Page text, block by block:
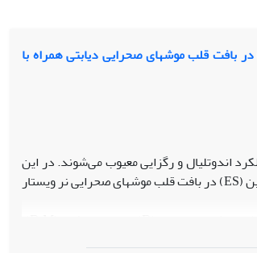
تاثیر 8 هفته تمرین استقامتی بر سطوح پروتئین فاکتور رشد اندوتلیال عروقی (VEGF) و اندوستاتین (ES) در بافت قلب موش‫های صحرایی دیابتی همراه با
دیابت و مورفین از عوامل خطر اصلی بیماری‌های قلبی عروقی هستند که منجر به اختلال در عمل‫کرد اندوتلیال و رگزایی معیوب می‌شوند. در این
مطالعه، تاثیر هشت هفته تمرین استقامتی بر سطوح پروتئین فاکتور رشد اندوتلیال عروقی (VEGF) و اندوستاتین (ES) در بافت قلب موش‫های صحرایی نر ویستار